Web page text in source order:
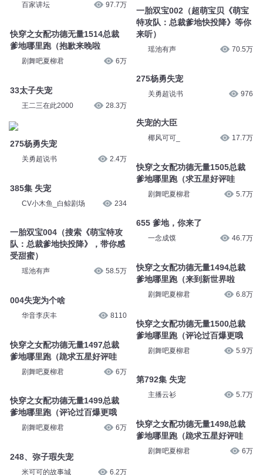
百家讲坛 97.7万
快穿之女配功德无量1514总裁
爹地哪里跑（抱歉来晚啦
剧舞吧夏柳君 6万
33太子失宠
王二三在此2000 28.3万
275杨勇失宠
关勇超说书 2.4万
385集 失宠
CV小木鱼_白鲸剧场 234
一胎双宝004（搜索《萌宝特攻
队：总裁爹地快投降》，带你感
受甜蜜）
瑶池有声 58.5万
004失宠为个啥
华音李庆丰 8110
快穿之女配功德无量1497总裁
爹地哪里跑（跪求五星好评哇
剧舞吧夏柳君 6万
快穿之女配功德无量1499总裁
爹地哪里跑（评论过百爆更哦
剧舞吧夏柳君 6万
248、弥子瑕失宠
米可可的故事城 6.2万
一胎双宝002（超萌宝贝《萌宝
特攻队：总裁爹地快投降》等你
来听）
瑶池有声 70.5万
275杨勇失宠
关勇超说书 976
失宠的大臣
椰风可可_ 17.7万
快穿之女配功德无量1505总裁
爹地哪里跑（求五星好评哇
剧舞吧夏柳君 5.7万
655 爹地，你来了
一念成馍 46.7万
快穿之女配功德无量1494总裁
爹地哪里跑（来到新世界啦
剧舞吧夏柳君 6.8万
快穿之女配功德无量1500总裁
爹地哪里跑（评论过百爆更哦
剧舞吧夏柳君 5.9万
第792集 失宠
主播云衫 5.7万
快穿之女配功德无量1498总裁
爹地哪里跑（跪求五星好评哇
剧舞吧夏柳君 6万